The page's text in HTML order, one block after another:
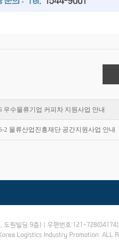
우수물류기업 커피차 지원사업 안내
2 물류산업진흥재단 공간지원사업 안내
도원빌딩 9층) | 우편번호:121-
Logistics Industry Promotion. ALL